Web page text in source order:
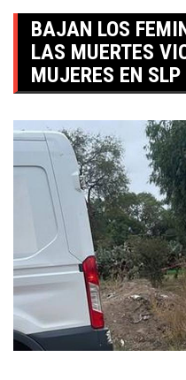
BAJAN LOS
LAS MUERTES
MUJERES EN SLP